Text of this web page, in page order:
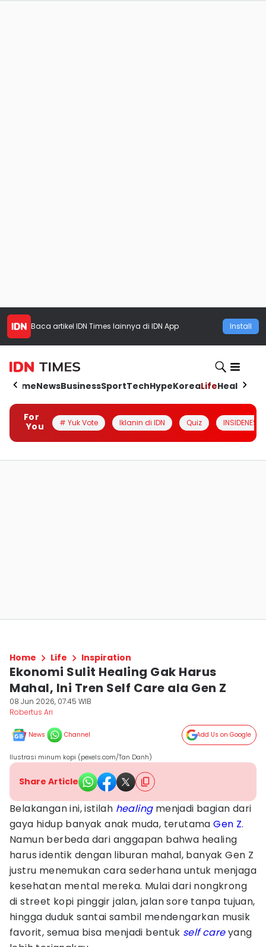
Baca artikel IDN Times lainnya di IDN App Install
HomeNewsBusinessSportTechHypeKoreaLifeHealth
For
You
# Yuk Vote Iklanin di IDN Quiz INSIDENESIA
Home Life Inspiration
Ekonomi Sulit Healing Gak Harus
Mahal, Ini Tren Self Care ala Gen Z
08 Jun 2026, 07:45 WIB
Robertus Ari
News Channel Add Us on Google
Ilustrasi minum kopi (pexels.com/Tan Danh)
Share Article
Belakangan ini, istilah healingmenjadi bagian dari
gaya hidup banyak anak muda, terutamaGen Z.
Namun berbeda dari anggapan bahwa healing
harus identik dengan liburan mahal, banyak Gen Z
justru menemukan cara sederhana untuk menjaga
kesehatan mental mereka. Mulai dari nongkrong
di street kopi pinggir jalan, jalan sore tanpa tujuan,
hingga duduk santai sambil mendengarkan musik
favorit, semua bisa menjadi bentuk self careyang